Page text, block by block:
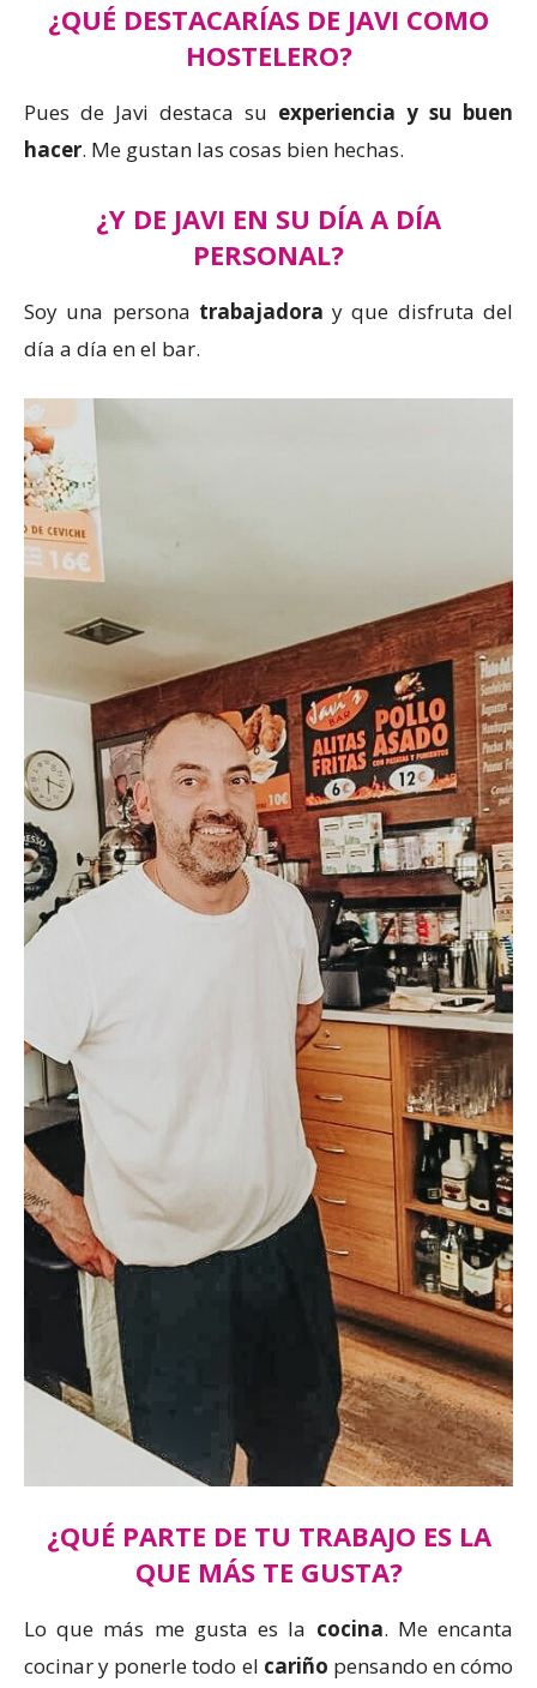
¿QUÉ DESTACARÍAS DE JAVI COMO
HOSTELERO?
Pues de Javi destaca su experiencia y su buen
hacer. Me gustan las cosas bien hechas.
¿Y DE JAVI EN SU DÍA A DÍA
PERSONAL?
Soy una persona trabajadora y que disfruta del
día a día en el bar.
¿QUÉ PARTE DE TU TRABAJO ES LA
QUE MÁS TE GUSTA?
Lo que más me gusta es la cocina. Me encanta
cocinar y ponerle todo el cariño pensando en cómo